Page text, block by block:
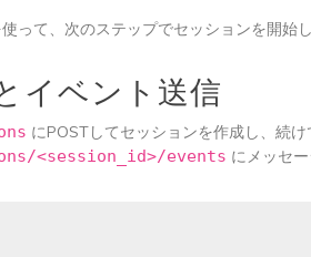
って、次のステップでセッションを開始し
イベント送信
にPOSTしてセッションを作成し、続け
<session_id>/events にメッセー